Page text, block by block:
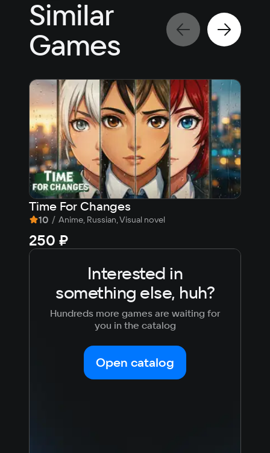
Similar
Games
Time For Changes
10 / Anime, Russian, Visual novel
250 ₽
Interested in
something else, huh?
Hundreds more games are waiting for
you in the catalog
Open catalog